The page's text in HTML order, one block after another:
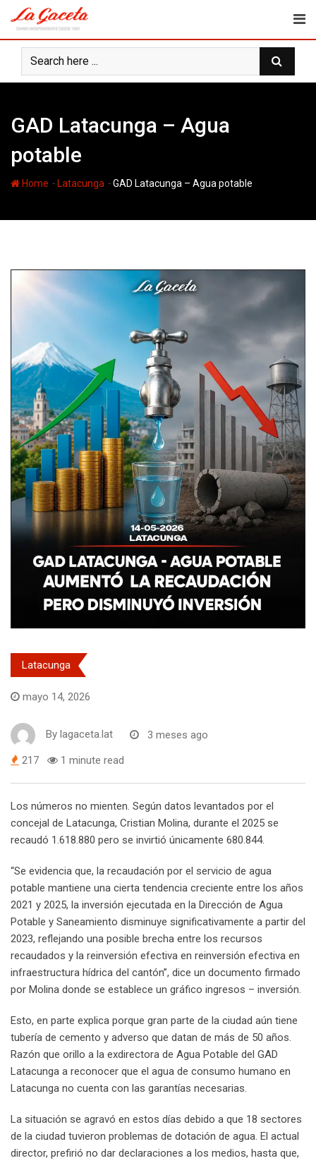
content
GAD Latacunga – Agua
potable
Home - Latacunga -GAD Latacunga – Agua potable
Latacunga
mayo 14, 2026
By lagaceta.lat 3 meses ago
217 1 minute read
Los números no mienten. Según datos levantados por el
concejal de Latacunga, Cristian Molina, durante el 2025 se
recaudó 1.618.880 pero se invirtió únicamente 680.844.
“Se evidencia que, la recaudación por el servicio de agua
potable mantiene una cierta tendencia creciente entre los años
2021 y 2025, la inversión ejecutada en la Dirección de Agua
Potable y Saneamiento disminuye significativamente a partir del
2023, reflejando una posible brecha entre los recursos
recaudados y la reinversión efectiva en reinversión efectiva en
infraestructura hídrica del cantón”, dice un documento firmado
por Molina donde se establece un gráfico ingresos – inversión.
Esto, en parte explica porque gran parte de la ciudad aún tiene
tubería de cemento y adverso que datan de más de 50 años.
Razón que orillo a la exdirectora de Agua Potable del GAD
Latacunga a reconocer que el agua de consumo humano en
Latacunga no cuenta con las garantías necesarias.
La situación se agravó en estos días debido a que 18 sectores
de la ciudad tuvieron problemas de dotación de agua. El actual
director, prefirió no dar declaraciones a los medios, hasta que,